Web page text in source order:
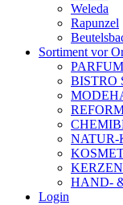
Weleda
Rapunzel
Sortiment vor
BISTRO
NATUR-
HAND-
Login